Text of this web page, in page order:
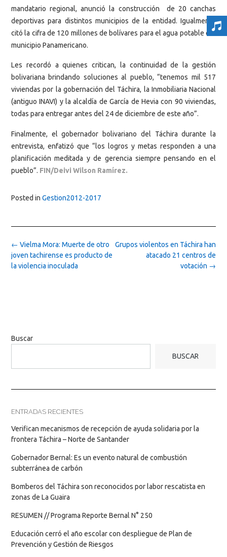
mandatario regional, anunció la construcción de 20 canchas
deportivas para distintos municipios de la entidad. Igualmente
citó la cifra de 120 millones de bolívares para el agua potable del
municipio Panamericano.
Les recordó a quienes critican, la continuidad de la gestión
bolivariana brindando soluciones al pueblo, “tenemos mil 517
viviendas por la gobernación del Táchira, la Inmobiliaria Nacional
(antiguo INAVI) y la alcaldía de García de Hevia con 90 viviendas,
todas para entregar antes del 24 de diciembre de este año”.
Finalmente, el gobernador bolivariano del Táchira durante la
entrevista, enfatizó que “los logros y metas responden a una
planificación meditada y de gerencia siempre pensando en el
pueblo”. FIN/Deivi Wilson Ramírez.
Posted in Gestion2012-2017
Post
navigation
Grupos violentos en Táchira han
atacado 21 centros de
votación →
← Vielma Mora: Muerte de otro
joven tachirense es producto de
la violencia inoculada
Buscar
BUSCAR
ENTRADAS RECIENTES
Verifican mecanismos de recepción de ayuda solidaria por la
frontera Táchira – Norte de Santander
Gobernador Bernal: Es un evento natural de combustión
subterránea de carbón
Bomberos del Táchira son reconocidos por labor rescatista en
zonas de La Guaira
RESUMEN // Programa Reporte Bernal N° 250
Educación cerró el año escolar con despliegue de Plan de
Prevención y Gestión de Riesgos